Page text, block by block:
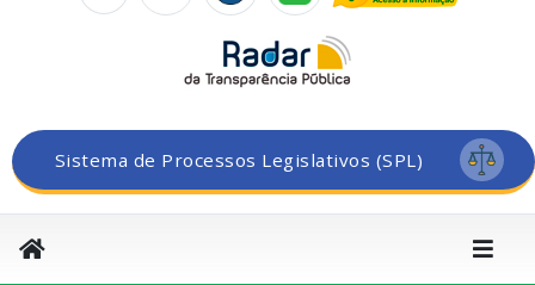
Sistema de Processos Legislativos (SPL)